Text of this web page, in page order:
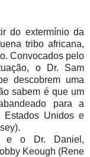
do extermínio da
tribo africana,
Convocados pelo
o Dr. Sam
descobrem uma
sabem é que um
para a
Estados Unidos e
e o Dr. Daniel,
Keough (Rene